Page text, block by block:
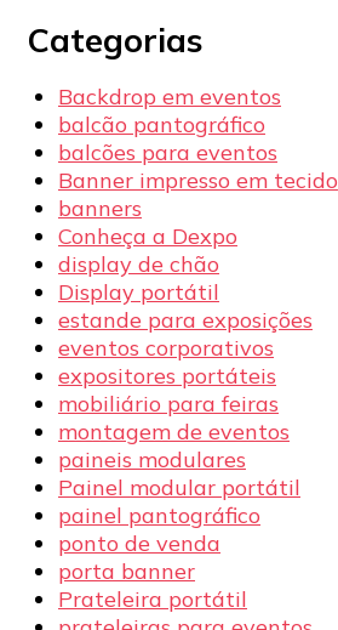
Categorias
Backdrop em eventos
balcão pantográfico
balcões para eventos
Banner impresso em tecido
banners
Conheça a Dexpo
display de chão
Display portátil
estande para exposições
eventos corporativos
expositores portáteis
mobiliário para feiras
montagem de eventos
paineis modulares
Painel modular portátil
painel pantográfico
ponto de venda
porta banner
Prateleira portátil